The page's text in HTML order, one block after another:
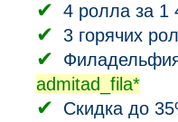
4 ролла за 1
3 горячих
admitad_fila*
Скидка до